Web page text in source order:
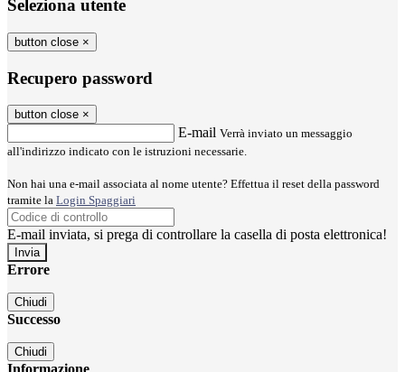
Seleziona utente
button close ×
Recupero password
button close ×
E-mail Verrà inviato un messaggio
all'indirizzo indicato con le istruzioni necessarie.
Non hai una e-mail associata al nome utente? Effettua il reset della password
tramite la Login Spaggiari
E-mail inviata, si prega di controllare la casella di posta elettronica!
Errore
Chiudi
Successo
Chiudi